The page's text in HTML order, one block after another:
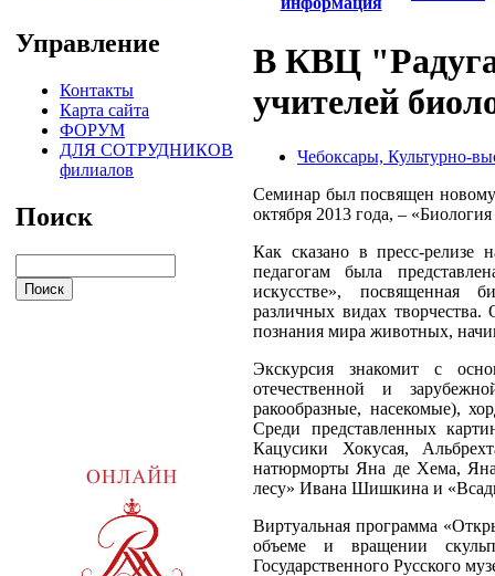
Управление
Контакты
Карта сайта
ФОРУМ
ДЛЯ СОТРУДНИКОВ
филиалов
Поиск
В КВЦ
учителей
Чебоксары, Культурно-
Семинар был посвящен новому
октября 2013 года, –
Как сказано в пресс-релизе
педагогам была
искусстве», посвященная
различных видах творчества.
познания мира животных,
Экскурсия знакомит с
отечественной и
ракообразные, насекомые),
Среди представленных
Кацусики Хокусая,
натюрморты Яна де Хема,
лесу» Ивана Шишкина и
Виртуальная программа
объеме и вращении
Государственного Русского